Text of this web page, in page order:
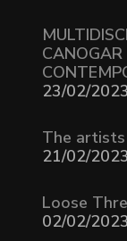
23/02/2023
The
21/02/2023
Loose
02/02/2023